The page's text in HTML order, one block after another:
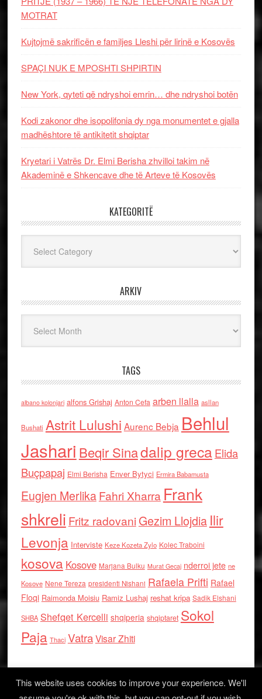
MOTRAT
Kujtojmë sakrificën e familjes Lleshi për lirinë e Kosovës
SPAÇI NUK E MPOSHTI SHPIRTIN
New York, qyteti që ndryshoi emrin… dhe ndryshoi botën
Kodi zakonor dhe isopolifonia dy nga monumentet e gjalla
madhështore të antikitetit shqiptar
Kryetari i Vatrës Dr. Elmi Berisha zhvilloi takim në
Akademinë e Shkencave dhe të Arteve të Kosovës
KATEGORITË
ARKIV
TAGS
albano kolonjari alfons Grishaj Anton Cefa arben llalla asllan
Bushati Astrit Lulushi Aurenc Bebja Behlul
Jashari Beqir Sinadalip grecaElida
Buçpapaj Elmi Berisha Enver Bytyci Ermira Babamusta
Eugjen MerlikaFahri Xharra Frank
shkreli Fritz radovaniGezim Llojdia Ilir
Levonja Interviste Keze Kozeta Zylo Kolec Traboini
kosova Kosove Marjana Bulku Murat Gecaj nderroi jete ne
Kosove Nene Tereza presidenti Nishani Rafaela Prifti Rafael
Floqi Raimonda Moisiu Ramiz Lushaj reshat kripa Sadik Elshani
SHBA Shefqet Kercelli shqiperia shqiptaret Sokol
Paja Thaci VatraVisar Zhiti
This website uses cookies to improve your experience. We'll